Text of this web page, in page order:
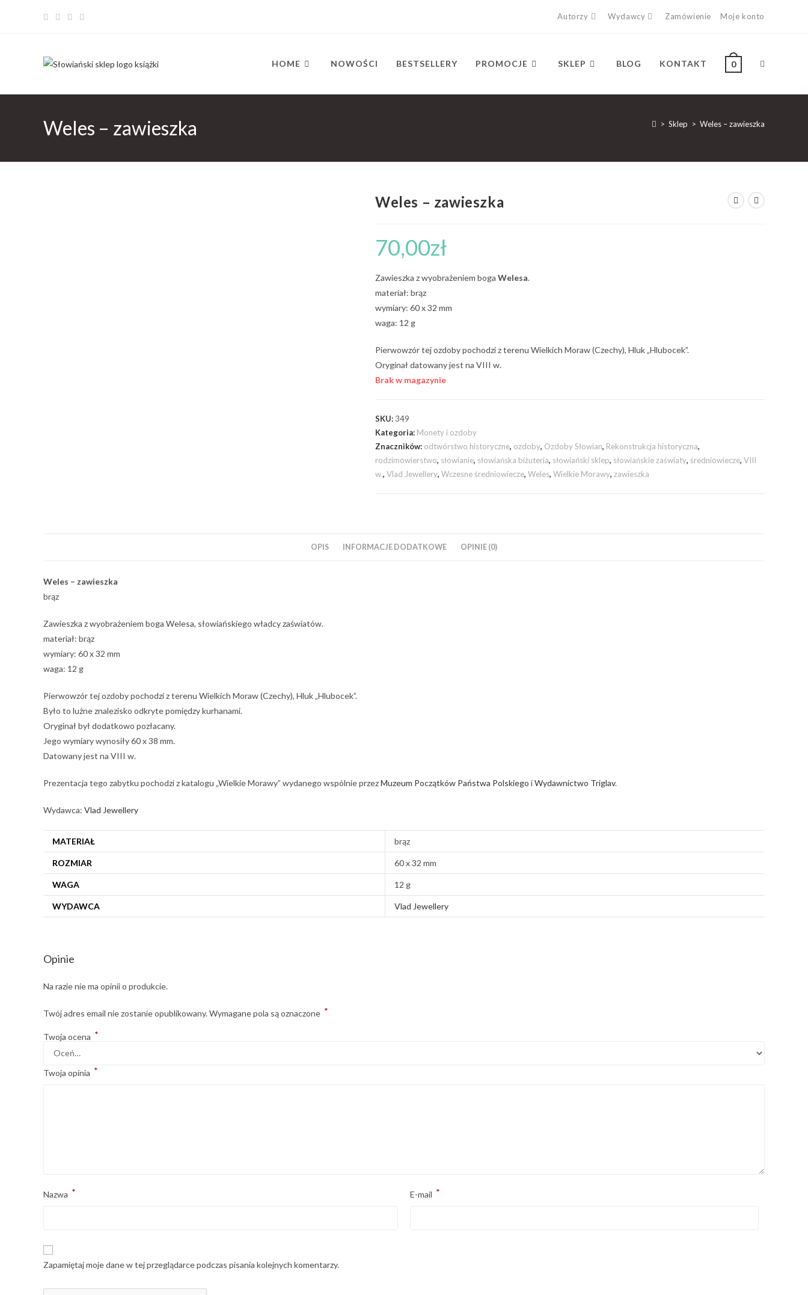
Autorzy Wydawcy Zamówienie Moje konto
HOME NOWOŚCI BESTSELLERY PROMOCJE SKLEP BLOG KONTAKT 0
Weles – zawieszka > Sklep > Weles – zawieszka
Weles – zawieszka
70,00zł
Zawieszka z wyobrażeniem boga Welesa.
materiał: brąz
wymiary: 60 x 32 mm
waga: 12 g
Pierwowzór tej ozdoby pochodzi z terenu Wielkich Moraw (Czechy), Hluk „Hlubocek”.
Oryginał datowany jest na VIII w.
Brak w magazynie
SKU: 349
Kategoria: Monety i ozdoby
Znaczników: odtwórstwo historyczne, ozdoby, Ozdoby Słowian, Rekonstrukcja historyczna,
rodzimowierstwo, słowianie, słowiańska biżuteria, słowiański sklep, słowiańskie zaświaty, średniowiecze, VIII
w., Vlad Jewellery, Wczesne średniowiecze, Weles, Wielkie Morawy, zawieszka
OPIS INFORMACJE DODATKOWE OPINIE (0)
Weles – zawieszka
brąz
Zawieszka z wyobrażeniem boga Welesa, słowiańskiego władcy zaświatów.
materiał: brąz
wymiary: 60 x 32 mm
waga: 12 g
Pierwowzór tej ozdoby pochodzi z terenu Wielkich Moraw (Czechy), Hluk „Hlubocek”.
Było to luźne znalezisko odkryte pomiędzy kurhanami.
Oryginał był dodatkowo pozłacany.
Jego wymiary wynosiły 60 x 38 mm.
Datowany jest na VIII w.
Prezentacja tego zabytku pochodzi z katalogu „Wielkie Morawy” wydanego wspólnie przezMuzeum Początków Państwa Polskiego iWydawnictwo Triglav.
Wydawca: Vlad Jewellery
MATERIAŁ brąz
ROZMIAR 60 x 32 mm
WAGA 12 g
WYDAWCA Vlad Jewellery
Opinie
Na razie nie ma opinii o produkcie.
Twój adres email nie zostanie opublikowany.Wymagane pola są oznaczone *
Twoja ocena *
Twoja opinia *
Nazwa * E-mail *
Zapamiętaj moje dane w tej przeglądarce podczas pisania kolejnych komentarzy.